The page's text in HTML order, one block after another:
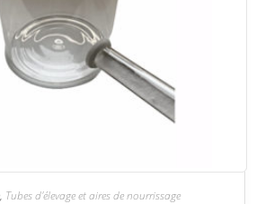
, Tubes d'élevage et aires de nourrissage